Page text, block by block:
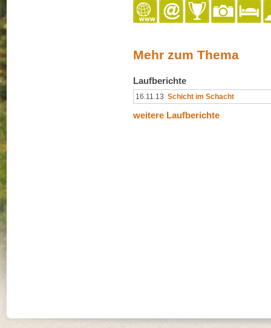
Mehr zum Thema
Laufberichte
16.11.13 Schicht im Schacht
weitere Laufberichte